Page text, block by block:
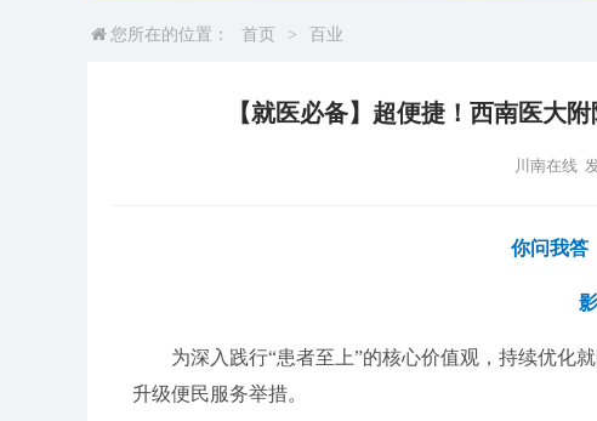
您所在的位置： 首页 > 百业
【就医必备】超便捷！西南医大
川南在线
你问我
为深入践行“患者至上”的核心价值观，持续优化就
升级便民服务举措。